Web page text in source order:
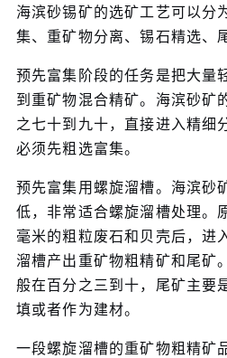
海滨砂锡矿的选矿工艺可以分
集、重矿物分离、锡石精选、
预先富集阶段的任务是把大量
到重矿物混合精矿。海滨砂矿
之七十到九十，直接进入精细
必须先粗选富集。
预先富集用螺旋溜槽。海滨砂
低，非常适合螺旋溜槽处理。
毫米的粗粒废石和贝壳后，进
溜槽产出重矿物粗精矿和尾矿
般在百分之三到十，尾矿主要
填或者作为建材。
一段螺旋溜槽的重矿物粗精矿